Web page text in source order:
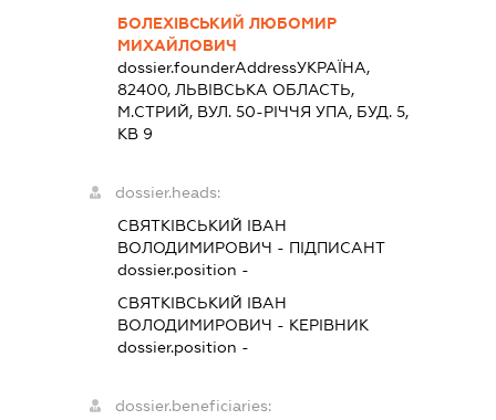
БОЛЕХІВСЬКИЙ ЛЮБОМИР
МИХАЙЛОВИЧ
dossier.founderAddressУКРАЇНА,
82400, ЛЬВIВСЬКА ОБЛАСТЬ,
М.СТРИЙ, ВУЛ. 50-РІЧЧЯ УПА, БУД. 5,
КВ 9
dossier.heads:
СВЯТКІВСЬКИЙ ІВАН
ВОЛОДИМИРОВИЧ - ПІДПИСАНТ
dossier.position -
СВЯТКІВСЬКИЙ ІВАН
ВОЛОДИМИРОВИЧ - КЕРІВНИК
dossier.position -
dossier.beneficiaries: